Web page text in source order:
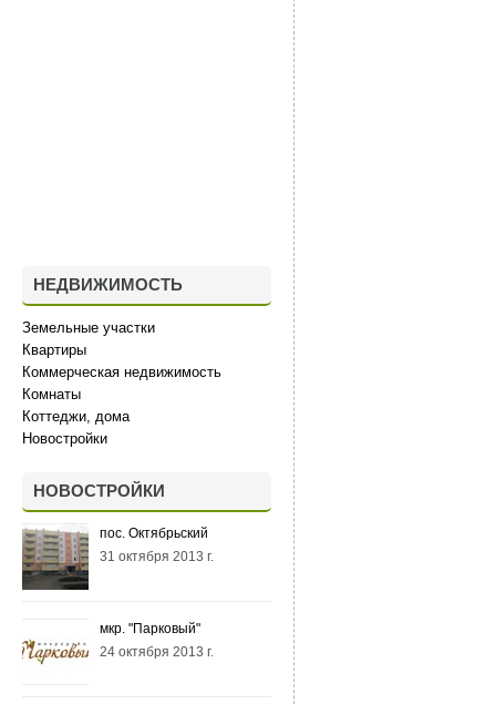
НЕДВИЖИМОСТЬ
Земельные участки
Квартиры
Коммерческая недвижимость
Комнаты
Коттеджи, дома
Новостройки
НОВОСТРОЙКИ
пос. Октябрьский
31 октября 2013 г.
мкр. "Парковый"
24 октября 2013 г.